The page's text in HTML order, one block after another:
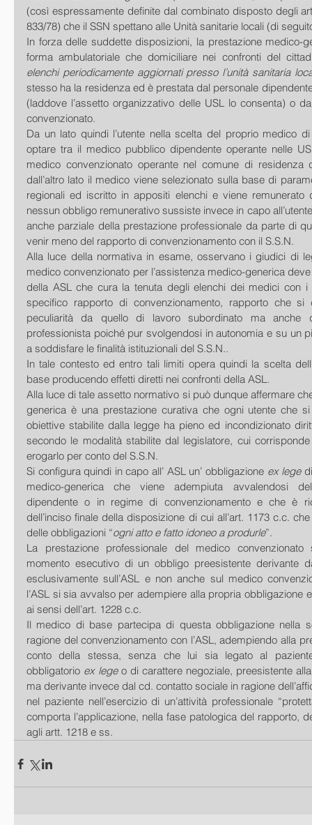
(così espressamente definite dal combinato disposto degli
833/78) che il SSN spettano alle Unità sanitarie locali (di
In forza delle suddette disposizioni, la prestazione medico-
forma ambulatoriale che domiciliare nei confronti del
elenchi periodicamente aggiornati presso l’unità sanitaria
stesso ha la residenza ed è prestata dal personale
(laddove l’assetto organizzativo delle USL lo consenta) o
convenzionato.
Da un lato quindi l’utente nella scelta del proprio medico
optare tra il medico pubblico dipendente operante nelle
medico convenzionato operante nel comune di residenza
dall’altro lato il medico viene selezionato sulla base di
regionali ed iscritto in appositi elenchi e viene remunerato
nessun obbligo remunerativo sussiste invece in capo
anche parziale della prestazione professionale da parte di
venir meno del rapporto di convenzionamento con il S.S.N.
Alla luce della normativa in esame, osservano i giudici di
medico convenzionato per l’assistenza medico-generica
della ASL che cura la tenuta degli elenchi dei medici con i
specifico rapporto di convenzionamento, rapporto che
peculiarità da quello di lavoro subordinato ma anche
professionista poiché pur svolgendosi in autonomia e su un
a soddisfare le finalità istituzionali del S.S.N..
In tale contesto ed entro tali limiti opera quindi la scelta
base producendo effetti diretti nei confronti della ASL.
Alla luce di tale assetto normativo si può dunque affermare
generica è una prestazione curativa che ogni utente che
obiettive stabilite dalla legge ha pieno ed incondizionato
secondo le modalità stabilite dal legislatore, cui corrisponde
erogarlo per conto del S.S.N.
Si configura quindi in capo all’ ASL un’ obbligazione ex lege di
medico-generica che viene adempiuta avvalendosi
dipendente o in regime di convenzionamento e che è
dell’inciso finale della disposizione di cui all’art. 1173 c.c.
delle obbligazioni “ogni atto e fatto idoneo a produrle”.
La prestazione professionale del medico convenzionato
momento esecutivo di un obbligo preesistente derivante
esclusivamente sull’ASL e non anche sul medico
l’ASL si sia avvalso per adempiere alla propria obbligazione
ai sensi dell’art. 1228 c.c.
Il medico di base partecipa di questa obbligazione nella
ragione del convenzionamento con l’ASL, adempiendo alla
conto della stessa, senza che lui sia legato al
obbligatorio ex lege o di carattere negoziale, preesistente
ma derivante invece dal cd. contatto sociale in ragione
nel paziente nell’esercizio di un’attività professionale
comporta l’applicazione, nella fase patologica del rapporto,
agli artt. 1218 e ss.